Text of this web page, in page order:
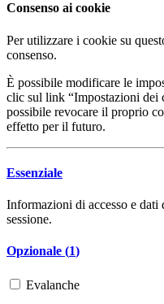
Consenso ai cookie
Per utilizzare i cookie su
consenso.
È possibile modificare le
clic sul link “Impostazioni dei
possibile revocare il proprio
effetto per il futuro.
Essenziale
Informazioni di accesso e dati
sessione.
Opzionale (1)
Evalanche